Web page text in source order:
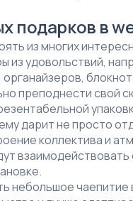
подарков в
из многих
из удовольствий,
преподнести свой
дарит не просто
коллектива и
небольшое